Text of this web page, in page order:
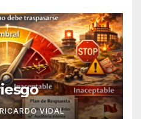
RICARDO VIDAL